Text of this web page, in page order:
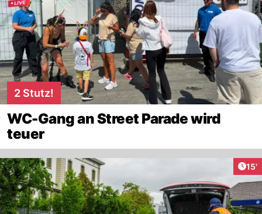
2 Stutz!
WC-Gang an Street Parade wird
teuer
15'